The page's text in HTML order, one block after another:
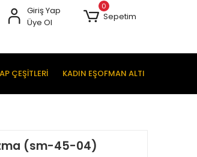
Giriş Yap
Üye Ol
0
Sepetim
ÇEŞİTLERİ KADIN EŞOFMAN ALTI
(sm-45-04)